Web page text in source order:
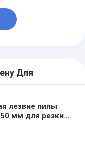
Для
лезвие пилы
мм для резки